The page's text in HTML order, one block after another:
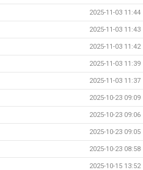
2025-11-03 11:44
2025-11-03 11:43
2025-11-03 11:42
2025-11-03 11:39
2025-11-03 11:37
2025-10-23 09:09
2025-10-23 09:06
2025-10-23 09:05
2025-10-23 08:58
2025-10-15 13:52